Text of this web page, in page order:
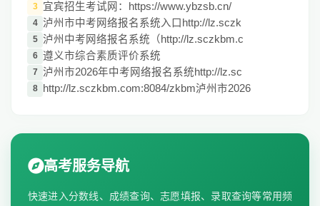
3 宜宾招生考试网：https://www.ybzsb.cn/
4 泸州市中考网络报名系统入口http://lz.sczk
5 泸州中考网络报名系统（http://lz.sczkbm.c
6 遵义市综合素质评价系统
7 泸州市2026年中考网络报名系统http://lz.sc
8 http://lz.sczkbm.com:8084/zkbm泸州市2026
高考服务导航
快速进入分数线、成绩查询、志愿填报、录取查询等常用频